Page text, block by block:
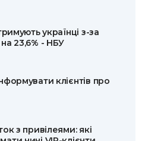
українці з-за
23,6% - НБУ
клієнтів про
з привілеями: які